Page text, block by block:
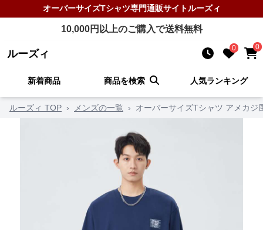
オーバーサイズTシャツ専門通販サイトルーズィ
10,000円以上のご購入で送料無料
ルーズィ 0 0
新着商品 商品を検索 人気ランキング
ルーズィ TOP › メンズの一覧 › オーバーサイズTシャツ アメカジ